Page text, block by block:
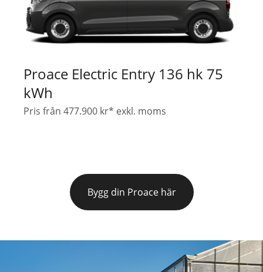
Proace Electric Entry 136 hk 75
kWh
Pris från 477.900 kr* exkl. moms
Bygg din Proace här